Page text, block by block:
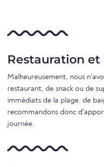
Restauration
Malheureusement, nous
restaurant, de snack ou de
immédiats de la plage. de
recommandons donc
journée.